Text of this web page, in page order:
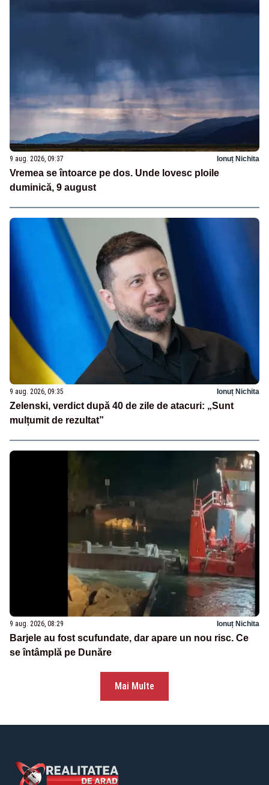
9 aug. 2026, 09:37 Ionuț Nichita
Vremea se întoarce pe dos. Unde lovesc ploile
duminică, 9 august
9 aug. 2026, 09:35 Ionuț Nichita
Zelenski, verdict după 40 de zile de atacuri: „Sunt
mulțumit de rezultat”
9 aug. 2026, 08:29 Ionuț Nichita
Barjele au fost scufundate, dar apare un nou risc. Ce
se întâmplă pe Dunăre
Mai Multe